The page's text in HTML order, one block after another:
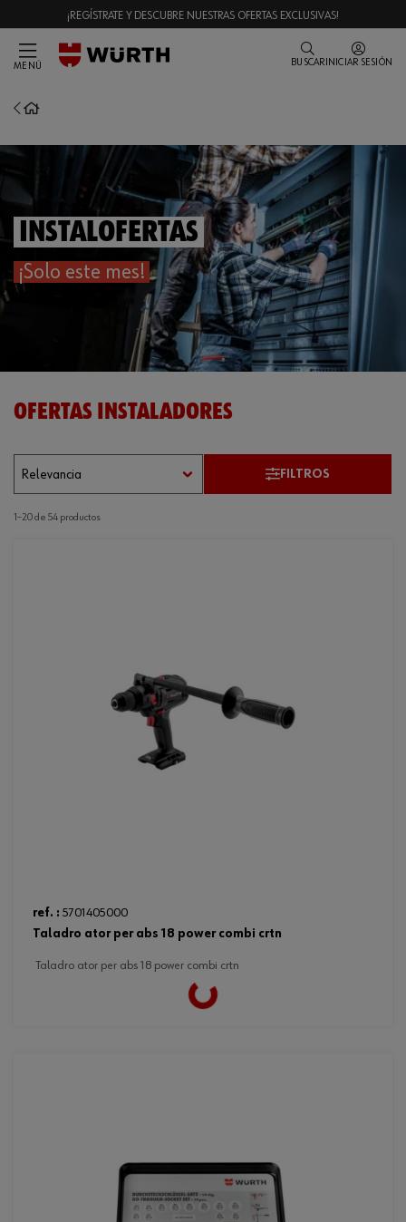
¡REGÍSTRATE Y DESCUBRE NUESTRAS OFERTAS EXCLUSIVAS!
MENÚ BUSCAR INICIAR SESIÓN
InstalOfertas
¡Solo este mes!
OFERTAS INSTALADORES
FILTROS
1–20 de 54 productos
ref. : 5701405000
taladro ator per abs 18 power combi crtn
taladro ator per abs 18 power combi crtn
Loading...